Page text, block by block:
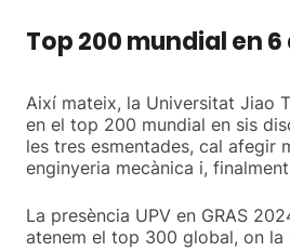
Top 200 mundial en
Així mateix, la Universitat Jiao
en el top 200 mundial en sis
les tres esmentades, cal afegir
enginyeria mecànica i,
La presència UPV en GRAS
atenem el top 300 global, on